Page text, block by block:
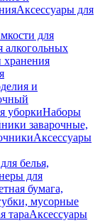
Аксессуары для
для
алкогольных
хранения
и
уборкиНаборы
заварочные,
Аксессуары
белья,
для
бумага,
мусорные
тараАксессуары